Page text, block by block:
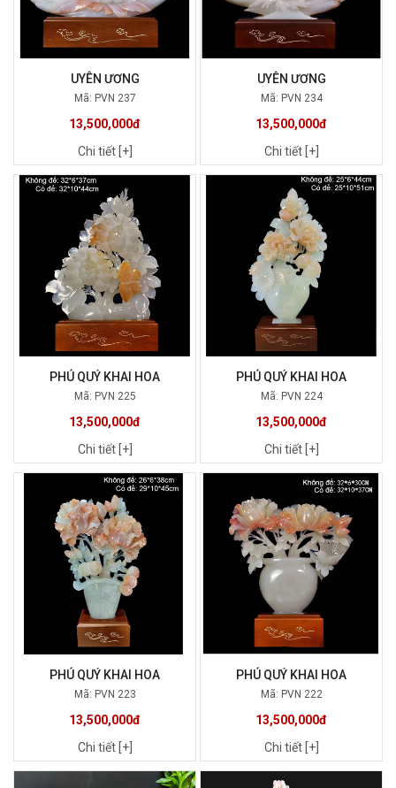
UYÊN ƯƠNG
Mã: PVN 237
13,500,000đ
Chi tiết [+]
UYÊN ƯƠNG
Mã: PVN 234
13,500,000đ
Chi tiết [+]
PHÚ QUÝ KHAI HOA
Mã: PVN 225
13,500,000đ
Chi tiết [+]
PHÚ QUÝ KHAI HOA
Mã: PVN 224
13,500,000đ
Chi tiết [+]
PHÚ QUÝ KHAI HOA
Mã: PVN 223
13,500,000đ
Chi tiết [+]
PHÚ QUÝ KHAI HOA
Mã: PVN 222
13,500,000đ
Chi tiết [+]